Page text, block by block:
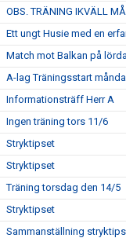
OBS. TRÄNING IKVÄLL
Ett ungt Husie med en
Match mot Balkan på
A-lag Träningsstart
Informationsträff Herr A
Ingen träning tors 11/6
Stryktipset
Stryktipset
Träning torsdag den 14/5
Stryktipset
Sammanställning